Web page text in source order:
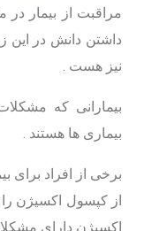
مراقبت از بیمار در
داشتن دانش در این
نیز هست .
بیمارانی که
بیماری ها هستند .
برخی از افراد برای
از کپسول اکسیژن
اکسیژن دارای